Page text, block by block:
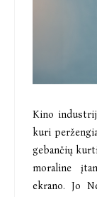
Kino
kuri
gebančių
moraline
ekrano. Jo